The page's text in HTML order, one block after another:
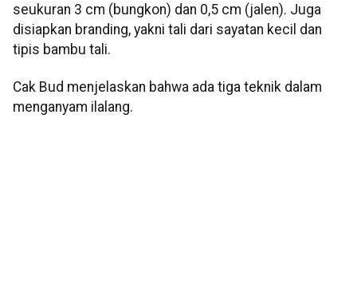
seukuran 3 cm (bungkon) dan 0,5 cm (jalen). Juga
disiapkan branding, yakni tali dari sayatan kecil dan
tipis bambu tali.
Cak Bud menjelaskan bahwa ada tiga teknik dalam
menganyam ilalang.